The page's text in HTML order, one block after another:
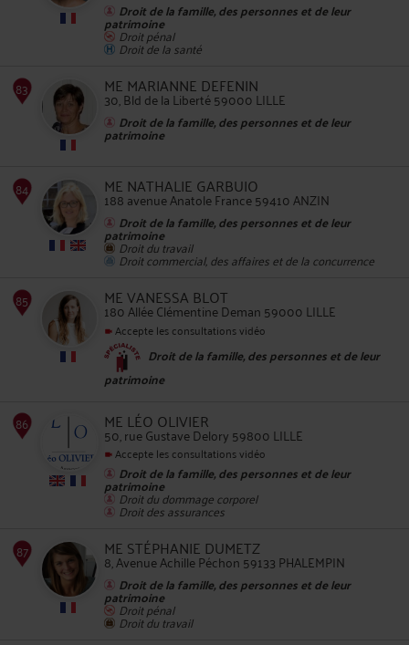
Droit de la famille, des personnes et de leur
patrimoine
Droit pénal
Droit de la santé
83
ME MARIANNE DEFENIN
30, Bld de la Liberté 59000 LILLE
Droit de la famille, des personnes et de leur
patrimoine
ME NATHALIE GARBUIO
188 avenue Anatole France 59410 ANZIN
Droit de la famille, des personnes et de leur
patrimoine
Droit du travail
Droit commercial, des affaires et de la concurrence
ME VANESSA BLOT
180 Allée Clémentine Deman 59000 LILLE
Accepte les consultations vidéo
Droit de la famille, des personnes et de leur
patrimoine
ME LÉO OLIVIER
50, rue Gustave Delory 59800 LILLE
Accepte les consultations vidéo
Droit de la famille, des personnes et de leur
patrimoine
Droit du dommage corporel
Droit des assurances
ME STÉPHANIE DUMETZ
8, Avenue Achille Péchon 59133 PHALEMPIN
Droit de la famille, des personnes et de leur
patrimoine
Droit pénal
Droit du travail